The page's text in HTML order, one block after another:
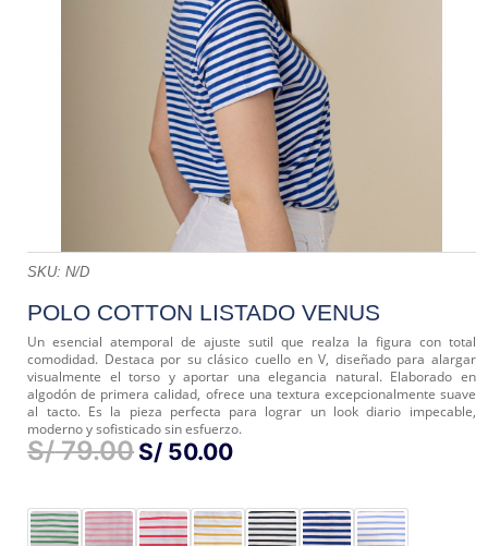
SKU:N/D
POLO COTTON LISTADO VENUS
Un esencial atemporal de ajuste sutil que realza la figura con total
comodidad. Destaca por su clásico cuello en V, diseñado para alargar
visualmente el torso y aportar una elegancia natural. Elaborado en
algodón de primera calidad, ofrece una textura excepcionalmente suave
al tacto. Es la pieza perfecta para lograr un look diario impecable,
moderno y sofisticado sin esfuerzo.
S/79.00 EL
ERA:
S/ 50.00EL
ES: